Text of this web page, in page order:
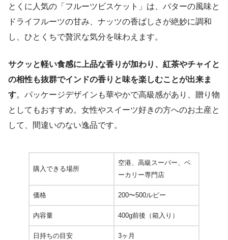
とくに人気の「フルーツビスケット」は、バターの風味と
ドライフルーツの甘み、ナッツの香ばしさが絶妙に調和
し、ひとくちで贅沢な気分を味わえます。
サクッと軽い食感に上品な香りが加わり、紅茶やチャイと
の相性も抜群でインドの香りと味を楽しむことが出来ま
す。パッケージデザインも華やかで高級感があり、贈り物
としてもおすすめ。女性やスイーツ好きの方へのお土産と
して、間違いのない逸品です。
購入できる場所
空港、高級スーパー、ベ
ーカリー専門店
価格 200〜500ルピー
内容量 400g前後（箱入り）
日持ちの目安 3ヶ月